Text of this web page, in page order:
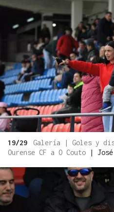
19/29
Galería | Goles y
Ourense CF a O Couto
|